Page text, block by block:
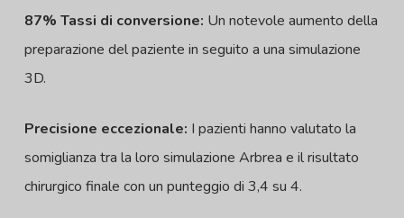
87% Tassi di conversione: Un notevole aumento della
preparazione del paziente in seguito a una simulazione
3D.
Precisione eccezionale: I pazienti hanno valutato la
somiglianza tra la loro simulazione Arbrea e il risultato
chirurgico finale con un punteggio di 3,4 su 4.